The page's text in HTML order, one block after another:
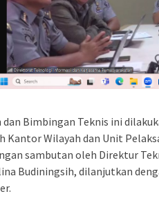
dan Bimbingan Teknis ini
Kantor Wilayah dan Unit
sambutan oleh Direktur
Budiningsih, dilanjutkan